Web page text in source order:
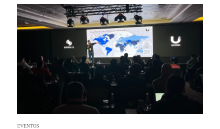
EVENTOS